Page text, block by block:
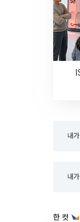
내
내
한 컷